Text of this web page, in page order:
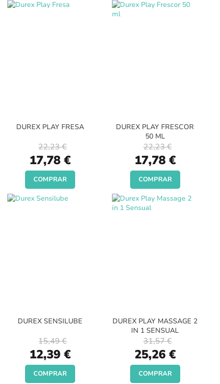
DUREX PLAY FRESA
Special
Price
17,78 €
22,23 €
COMPRAR
DUREX PLAY FRESCOR
50 ML
Special
Price
17,78 €
22,23 €
COMPRAR
DUREX SENSILUBE
Special
Price
12,39 €
15,49 €
COMPRAR
DUREX PLAY MASSAGE 2
IN 1 SENSUAL
Special
Price
25,26 €
31,57 €
COMPRAR